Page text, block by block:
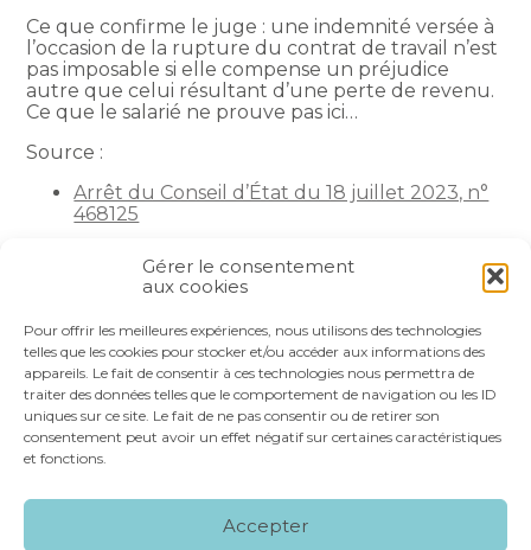
Gérer le consentement
aux cookies
Pour offrir les meilleures expériences, nous utilisons des technologies
telles que les cookies pour stocker et/ou accéder aux informations des
appareils. Le fait de consentir à ces technologies nous permettra de
traiter des données telles que le comportement de navigation ou les ID
uniques sur ce site. Le fait de ne pas consentir ou de retirer son
consentement peut avoir un effet négatif sur certaines caractéristiques
et fonctions.
Accepter
Ce que confirme le juge : une indemnité versée à
l’occasion de la rupture du contrat de travail n’est
pas imposable si elle compense un préjudice
autre que celui résultant d’une perte de revenu.
Ce que le salarié ne prouve pas ici…
Source :
Arrêt du Conseil d’État du 18 juillet 2023, n°
468125
La petite histoire du jour
FaceBook
TwitterLinkedIn
NOS SERVICES